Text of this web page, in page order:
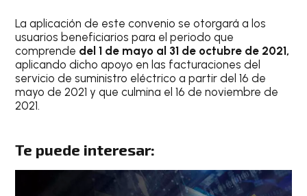
La aplicación de este convenio se otorgará a los
usuarios beneficiarios para el periodo que
comprende del 1 de mayo al 31 de octubre de 2021,
aplicando dicho apoyo en las facturaciones del
servicio de suministro eléctrico a partir del 16 de
mayo de 2021 y que culmina el 16 de noviembre de
2021.
Te puede interesar: